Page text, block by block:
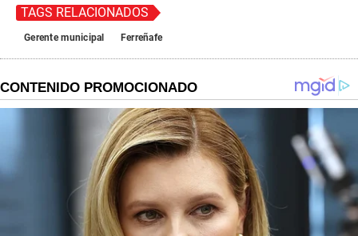
TAGS RELACIONADOS
Gerente municipal Ferreñafe